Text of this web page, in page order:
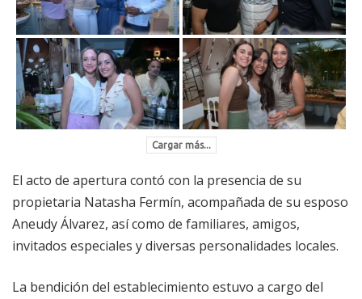
Cargar más...
El acto de apertura contó con la presencia de su
propietaria Natasha Fermín, acompañada de su esposo
Aneudy Álvarez, así como de familiares, amigos,
invitados especiales y diversas personalidades locales.
La bendición del establecimiento estuvo a cargo del